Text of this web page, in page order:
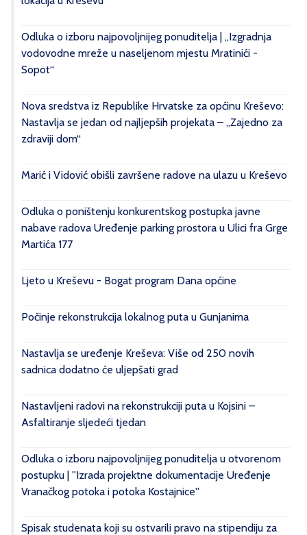
Odluka o izboru najpovoljnijeg ponuditelja | „Izgradnja
vodovodne mreže u naseljenom mjestu Mratinići -
Sopot“
Nova sredstva iz Republike Hrvatske za općinu Kreševo:
Nastavlja se jedan od najljepših projekata – „Zajedno za
zdraviji dom“
Marić i Vidović obišli završene radove na ulazu u Kreševo
Odluka o poništenju konkurentskog postupka javne
nabave radova Uređenje parking prostora u Ulici fra Grge
Martića 177
Ljeto u Kreševu - Bogat program Dana općine
Počinje rekonstrukcija lokalnog puta u Gunjanima
Nastavlja se uređenje Kreševa: Više od 250 novih
sadnica dodatno će uljepšati grad
Nastavljeni radovi na rekonstrukciji puta u Kojsini –
Asfaltiranje sljedeći tjedan
Odluka o izboru najpovoljnijeg ponuditelja u otvorenom
postupku | ''Izrada projektne dokumentacije Uređenje
Vranačkog potoka i potoka Kostajnice''
Spisak studenata koji su ostvarili pravo na stipendiju za